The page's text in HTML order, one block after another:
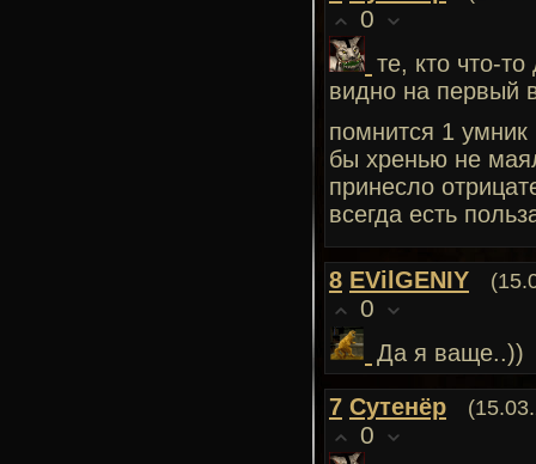
0
те, кто что-
видно на первый
помнится 1
бы хренью не
принесло
всегда есть
8 EVilGENIY
0
Да я ваще..))
7 Сутенёр
0